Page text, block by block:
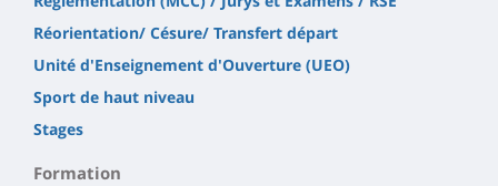
Réorientation/ Césure/ Transfert départ
Unité d'Enseignement d'Ouverture (UEO)
Sport de haut niveau
Stages
Formation